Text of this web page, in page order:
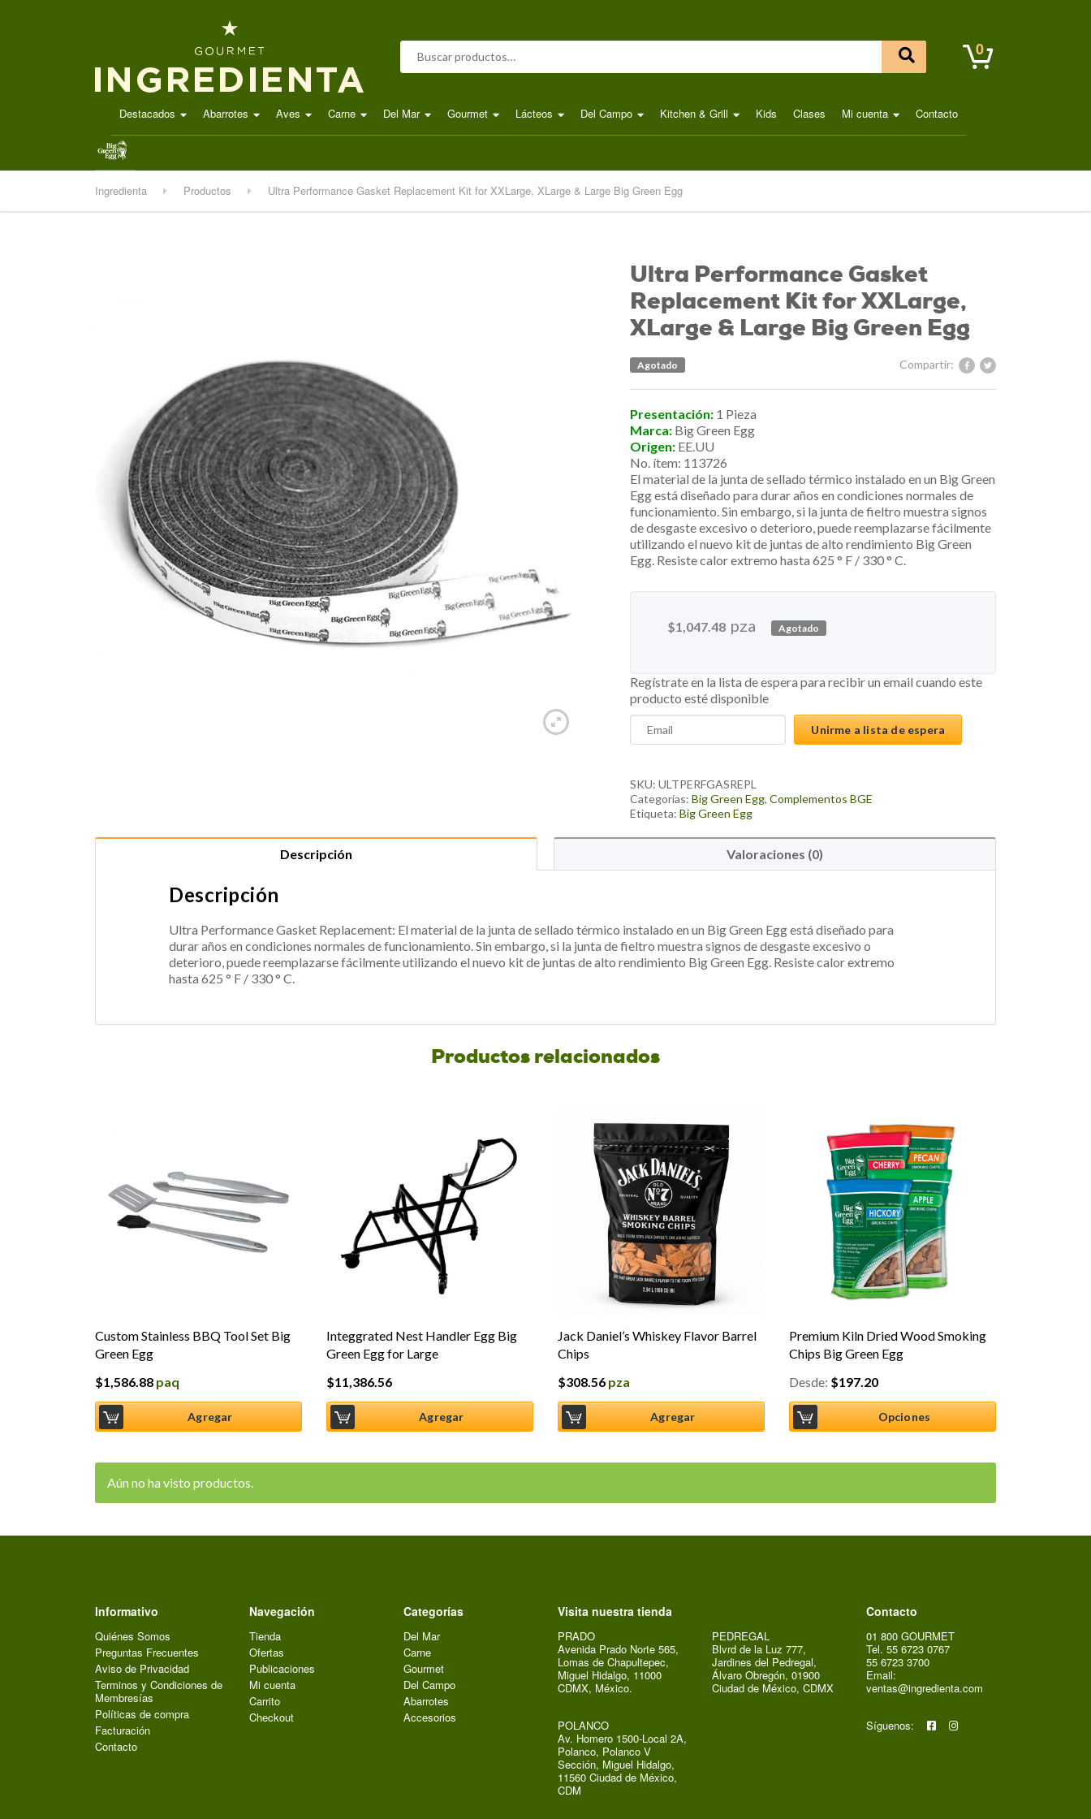
Buscar por: 0
Destacados Abarrotes Aves Carne Del Mar Gourmet Lácteos Del Campo Kitchen & Grill Kids Clases Mi cuenta Contacto
.
Ingredienta Productos Ultra Performance Gasket Replacement Kit for XXLarge, XLarge & Large Big Green Egg
Ultra Performance Gasket
Replacement Kit for XXLarge,
XLarge & Large Big Green Egg
Compartir:
Agotado
Presentación: 1 Pieza
Marca: Big Green Egg
Origen: EE.UU
No. ítem: 113726
El material de la junta de sellado térmico instalado en un Big Green
Egg está diseñado para durar años en condiciones normales de
funcionamiento. Sin embargo, si la junta de fieltro muestra signos
de desgaste excesivo o deterioro, puede reemplazarse fácilmente
utilizando el nuevo kit de juntas de alto rendimiento Big Green
Egg. Resiste calor extremo hasta 625 ° F / 330 ° C.
$1,047.48 pza Agotado
Regístrate en la lista de espera para recibir un email cuando este
producto esté disponible
Enter
your
address
to
join
the
product
Unirme a lista de espera
SKU:ULTPERFGASREPL
Categorías:Big Green Egg,Complementos BGE
Etiqueta:Big Green Egg
Descripción Valoraciones (0)
Descripción
Ultra Performance Gasket Replacement: El material de la junta de sellado térmico instalado en un Big Green Egg está diseñado para
durar años en condiciones normales de funcionamiento. Sin embargo, si la junta de fieltro muestra signos de desgaste excesivo o
deterioro, puede reemplazarse fácilmente utilizando el nuevo kit de juntas de alto rendimiento Big Green Egg. Resiste calor extremo
hasta 625 ° F / 330 ° C.
Productos relacionados
Custom Stainless BBQ Tool Set Big
Green Egg
$1,586.88 paq
Agregar
Integgrated Nest Handler Egg Big
Green Egg for Large
$11,386.56
Agregar
Jack Daniel’s Whiskey Flavor Barrel
Chips
$308.56 pza
Agregar
Premium Kiln Dried Wood Smoking
Chips Big Green Egg
Desde: $197.20
Opciones
Aún no ha visto productos.
Informativo
Quiénes Somos
Preguntas Frecuentes
Aviso de Privacidad
Terminos y Condiciones de
Membresías
Políticas de compra
Facturación
Contacto
Navegación
Tienda
Ofertas
Publicaciones
Mi cuenta
Carrito
Checkout
Categorías
Del Mar
Carne
Gourmet
Del Campo
Abarrotes
Accesorios
Visita nuestra tienda
PRADO
Avenida Prado Norte 565,
Lomas de Chapultepec,
Miguel Hidalgo, 11000
CDMX, México.
POLANCO
Av. Homero 1500-Local 2A,
Polanco, Polanco V
Sección, Miguel Hidalgo,
11560 Ciudad de México,
CDM
PEDREGAL
Blvrd de la Luz 777,
Jardines del Pedregal,
Álvaro Obregón, 01900
Ciudad de México, CDMX
Contacto
01 800 GOURMET
Tel. 55 6723 0767
55 6723 3700
Email:
ventas@ingredienta.com
Síguenos: